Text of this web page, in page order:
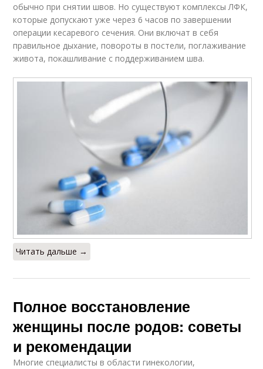
обычно при снятии швов. Но существуют комплексы ЛФК,
которые допускают уже через 6 часов по завершении
операции кесаревого сечения. Они включат в себя
правильное дыхание, повороты в постели, поглаживание
живота, покашливание с поддерживанием шва.
Читать дальше →
Полное восстановление
женщины после родов: советы
и рекомендации
Многие специалисты в области гинекологии,